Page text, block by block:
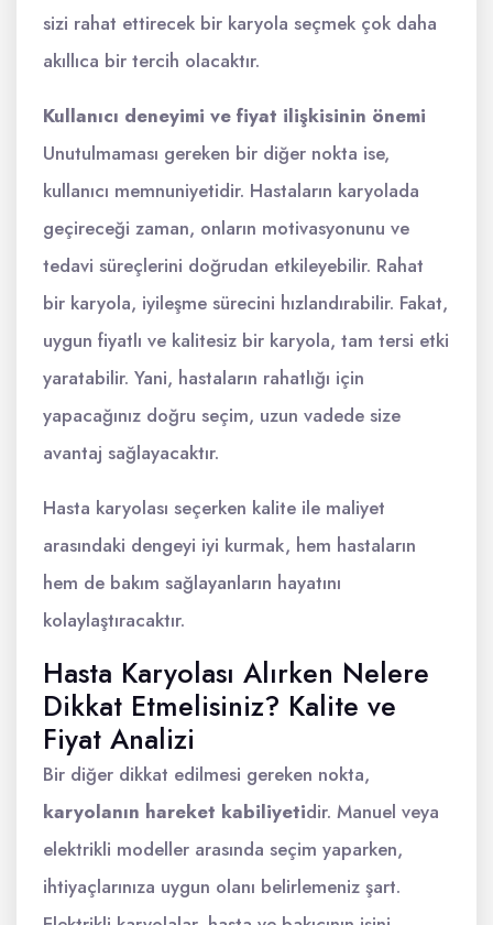
sizi rahat ettirecek bir karyola seçmek çok daha
akıllıca bir tercih olacaktır.
Kullanıcı deneyimi ve fiyat ilişkisinin önemi
Unutulmaması gereken bir diğer nokta ise,
kullanıcı memnuniyetidir. Hastaların karyolada
geçireceği zaman, onların motivasyonunu ve
tedavi süreçlerini doğrudan etkileyebilir. Rahat
bir karyola, iyileşme sürecini hızlandırabilir. Fakat,
uygun fiyatlı ve kalitesiz bir karyola, tam tersi etki
yaratabilir. Yani, hastaların rahatlığı için
yapacağınız doğru seçim, uzun vadede size
avantaj sağlayacaktır.
Hasta karyolası seçerken kalite ile maliyet
arasındaki dengeyi iyi kurmak, hem hastaların
hem de bakım sağlayanların hayatını
kolaylaştıracaktır.
Hasta Karyolası Alırken Nelere
Dikkat Etmelisiniz? Kalite ve
Fiyat Analizi
Bir diğer dikkat edilmesi gereken nokta,
karyolanın hareket kabiliyetidir. Manuel veya
elektrikli modeller arasında seçim yaparken,
ihtiyaçlarınıza uygun olanı belirlemeniz şart.